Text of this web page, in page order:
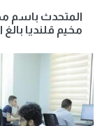
المتحدث باسم
مخيم قلنديا